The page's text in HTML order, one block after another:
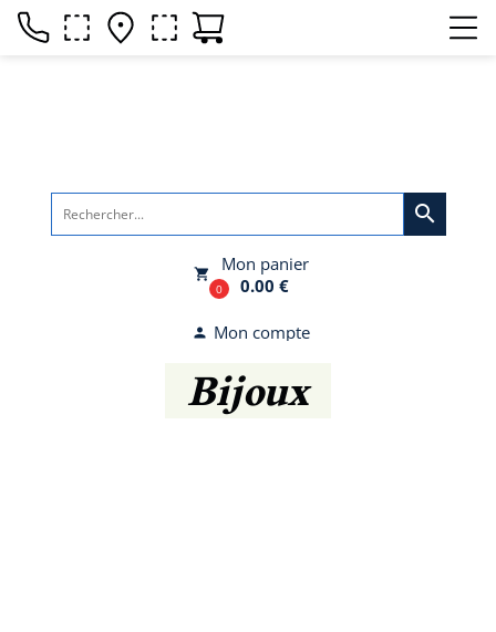
search
local_grocery_store
0
Mon panier
0.00 €
person Mon compte
Bijoux